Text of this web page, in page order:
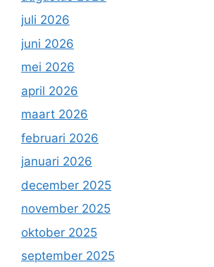
juli 2026
juni 2026
mei 2026
april 2026
maart 2026
februari 2026
januari 2026
december 2025
november 2025
oktober 2025
september 2025